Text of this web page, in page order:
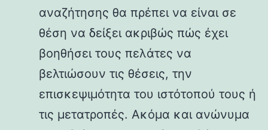
αναζήτησης θα πρέπει να είναι σε
θέση να δείξει ακριβώς πώς έχει
βοηθήσει τους πελάτες να
βελτιώσουν τις θέσεις, την
επισκεψιμότητα του ιστότοπού τους ή
τις μετατροπές. Ακόμα και ανώνυμα